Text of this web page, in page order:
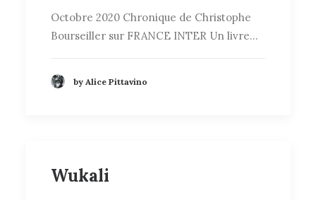
Octobre 2020 Chronique de Christophe
Bourseiller sur FRANCE INTER Un livre…
by Alice Pittavino
Wukali